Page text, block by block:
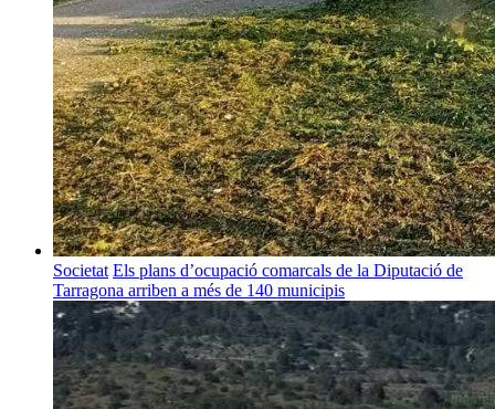
Societat Els plans d’ocupació comarcals de la Diputació de
Tarragona arriben a més de 140 municipis